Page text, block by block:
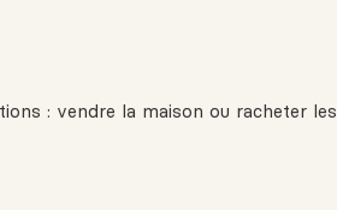
: vendre la maison ou racheter les